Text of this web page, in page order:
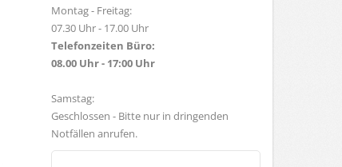
Montag - Freitag:
07.30 Uhr - 17.00 Uhr
Telefonzeiten Büro:
08.00 Uhr - 17:00 Uhr
Samstag:
Geschlossen - Bitte nur in dringenden
Notfällen anrufen.